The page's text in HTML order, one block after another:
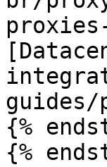
{%
{%